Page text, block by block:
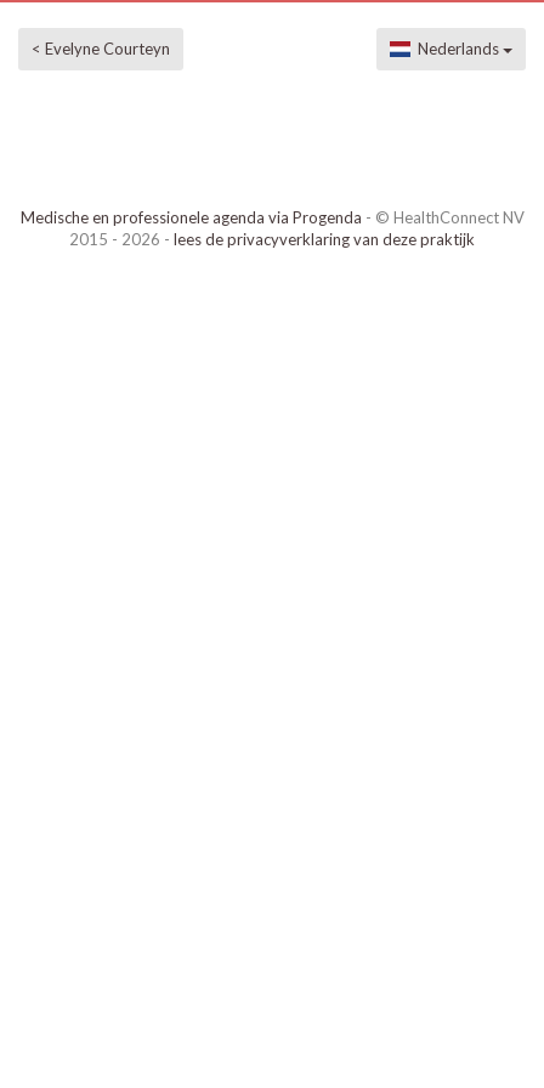
< Evelyne Courteyn Nederlands
Medische en professionele agenda via Progenda - © HealthConnect NV
2015 - 2026 - lees de privacyverklaring van deze praktijk